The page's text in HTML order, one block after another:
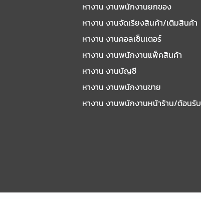
หางาน งานพนักงานยกของ
หางาน งานจัดเรียงสินค้า/เติมสินค้า
หางาน งานคอลเซ็นเตอร์
หางาน งานพนักงานแพ็คสินค้า
หางาน งานบัญชี
หางาน งานพนักงานขาย
หางาน งานพนักงานหน้าร้าน/ต้อนรับ